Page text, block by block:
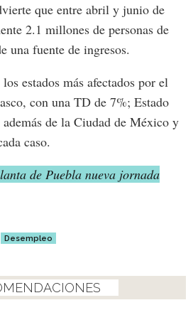
que entre abril y junio de
2.1 millones de personas de
una fuente de ingresos.
estados más afectados por el
con una TD de 7%; Estado
de la Ciudad de México y
caso.
de Puebla nueva jornada
Desempleo